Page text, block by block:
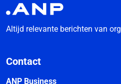
Altijd relevante berichten van
Contact
ANP Business